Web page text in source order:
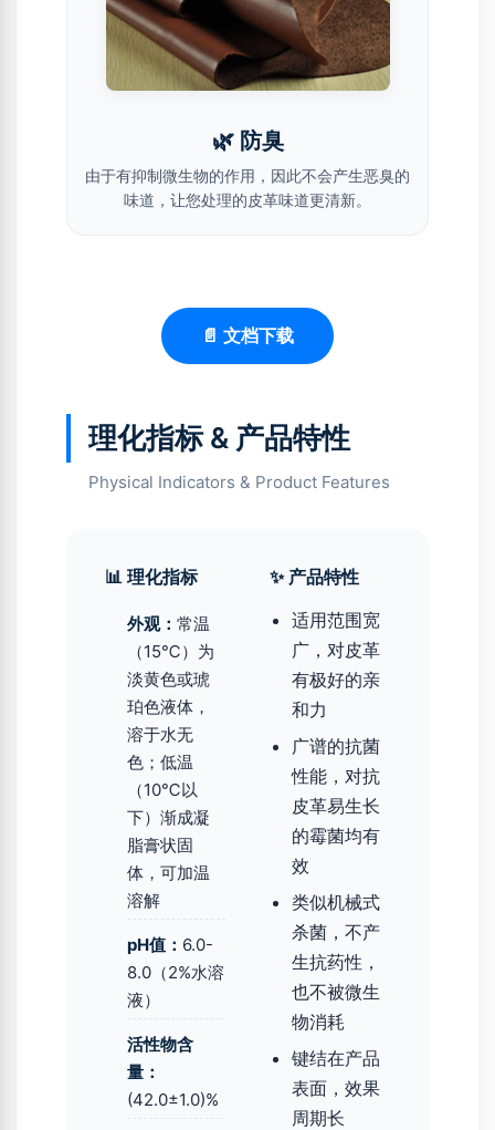
🌿 防臭
由于有抑制微生物的作用，因此不会产生恶臭的
味道，让您处理的皮革味道更清新。
📄 文档下载
理化指标 & 产品特性
Physical Indicators & Product Features
📊 理化指标
外观： 常温
（15℃）为
淡黄色或琥
珀色液体，
溶于水无
色；低温
（10℃以
下）渐成凝
脂膏状固
体，可加温
溶解
pH值： 6.0-
8.0（2%水溶
液）
活性物含
量：
(42.0±1.0)%
✨ 产品特性
适用范围宽
广，对皮革
有极好的亲
和力
广谱的抗菌
性能，对抗
皮革易生长
的霉菌均有
效
类似机械式
杀菌，不产
生抗药性，
也不被微生
物消耗
键结在产品
表面，效果
周期长